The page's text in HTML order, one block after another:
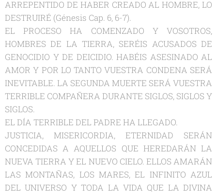
ARREPENTIDO DE HABER CREADO AL HOMBRE, LO
DESTRUIRÉ (Génesis Cap. 6, 6-7).
EL PROCESO HA COMENZADO Y VOSOTROS,
HOMBRES DE LA TIERRA, SERÉIS ACUSADOS DE
GENOCIDIO Y DE DEICIDIO. HABÉIS ASESINADO AL
AMOR Y POR LO TANTO VUESTRA CONDENA SERÁ
INEVITABLE. LA SEGUNDA MUERTE SERÁ VUESTRA
TERRIBLE COMPAÑERA DURANTE SIGLOS, SIGLOS Y
SIGLOS.
EL DÍA TERRIBLE DEL PADRE HA LLEGADO.
JUSTICIA, MISERICORDIA, ETERNIDAD SERÁN
CONCEDIDAS A AQUELLOS QUE HEREDARÁN LA
NUEVA TIERRA Y EL NUEVO CIELO. ELLOS AMARÁN
LAS MONTAÑAS, LOS MARES, EL INFINITO AZUL
DEL UNIVERSO Y TODA LA VIDA QUE LA DIVINA